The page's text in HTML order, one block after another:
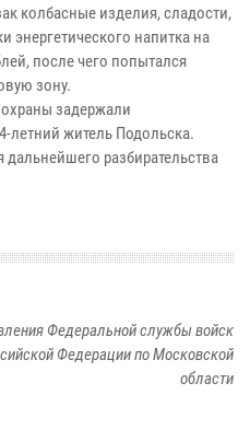
колбасные изделия, сладости,
энергетического напитка на
после чего попытался
зону.
задержали
летний житель Подольска.
разбирательства
Федеральной службы войск
Федерации по Московской
области